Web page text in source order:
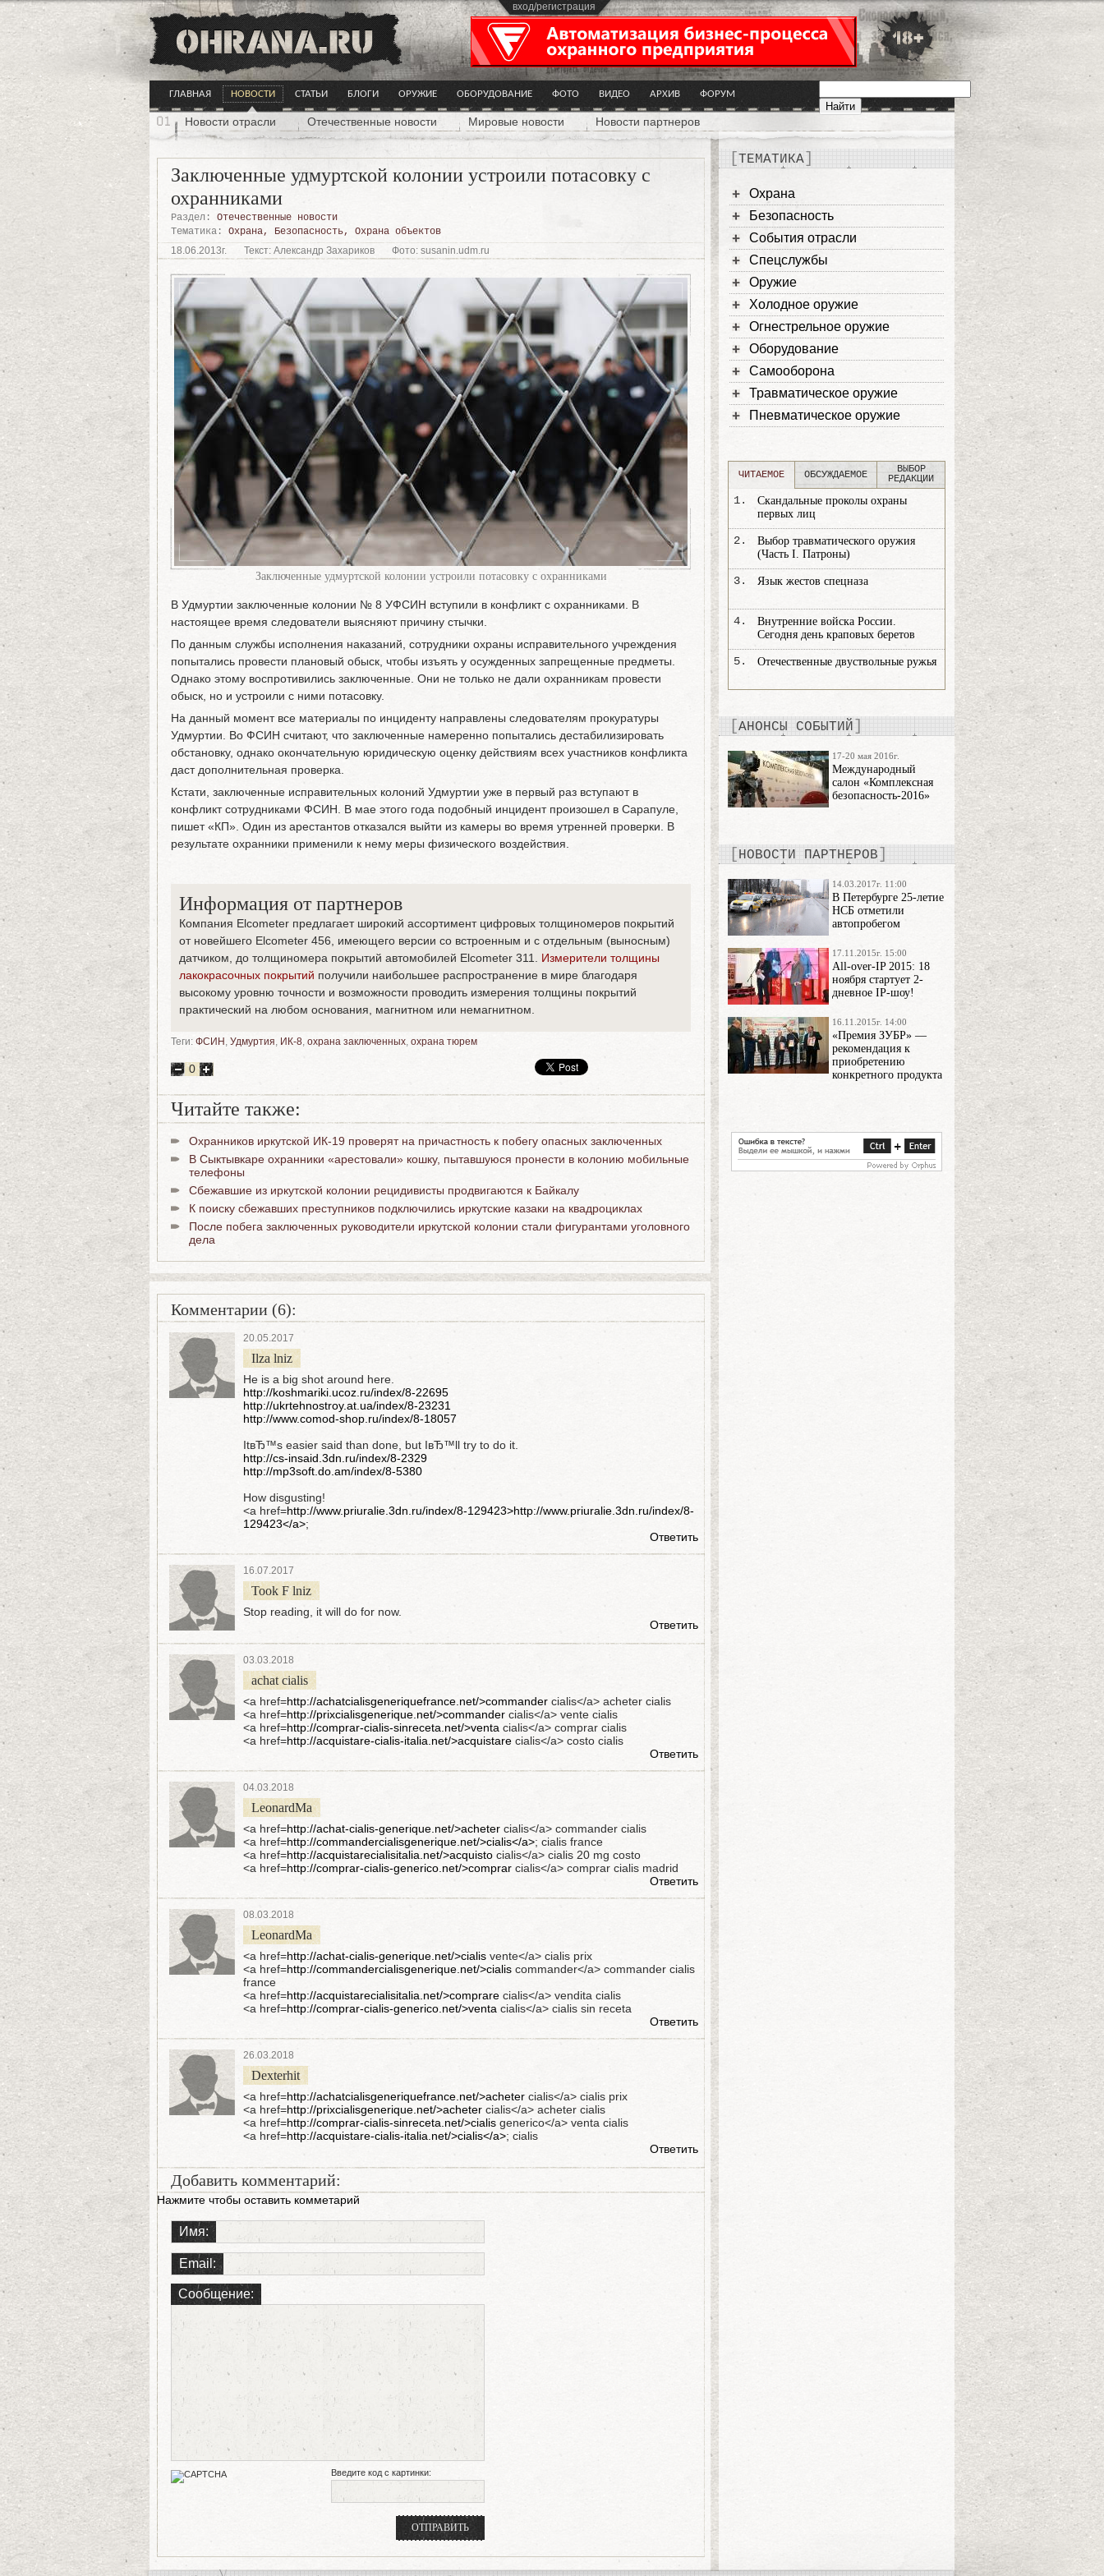
вход/регистрация
ГЛАВНАЯ НОВОСТИ СТАТЬИ БЛОГИ ОРУЖИЕ ОБОРУДОВАНИЕ ФОТО ВИДЕО АРХИВ ФОРУМ
Новости отрасли Отечественные новости Мировые новости Новости партнеров
Заключенные удмуртской колонии устроили потасовку с
охранниками
Раздел:
Отечественные новости
Тематика:
Охрана, Безопасность, Охрана объектов
18.06.2013г.
Текст: Александр Захариков Фото: susanin.udm.ru
Заключенные удмуртской колонии устроили потасовку с охранниками
В Удмуртии заключенные колонии № 8 УФСИН вступили в конфликт с охранниками. В
настоящее время следователи выясняют причину стычки.
По данным службы исполнения наказаний, сотрудники охраны исправительного учреждения
попытались провести плановый обыск, чтобы изъять у осужденных запрещенные предметы.
Однако этому воспротивились заключенные. Они не только не дали охранникам провести
обыск, но и устроили с ними потасовку.
На данный момент все материалы по инциденту направлены следователям прокуратуры
Удмуртии. Во ФСИН считают, что заключенные намеренно попытались дестабилизировать
обстановку, однако окончательную юридическую оценку действиям всех участников конфликта
даст дополнительная проверка.
Кстати, заключенные исправительных колоний Удмуртии уже в первый раз вступают в
конфликт сотрудниками ФСИН. В мае этого года подобный инцидент произошел в Сарапуле,
пишет «КП». Один из арестантов отказался выйти из камеры во время утренней проверки. В
результате охранники применили к нему меры физического воздействия.
Информация от партнеров
Компания Elcometer предлагает широкий ассортимент цифровых толщиномеров покрытий
от новейшего Elcometer 456, имеющего версии со встроенным и с отдельным (выносным)
датчиком, до толщиномера покрытий автомобилей Elcometer 311. Измерители толщины
лакокрасочных покрытий получили наибольшее распространение в мире благодаря
высокому уровню точности и возможности проводить измерения толщины покрытий
практический на любом основания, магнитном или немагнитном.
Теги: ФСИН , Удмуртия, ИК-8, охрана заключенных, охрана тюрем
0
Читайте также:
Охранников иркутской ИК-19 проверят на причастность к побегу опасных заключенных
В Сыктывкаре охранники «арестовали» кошку, пытавшуюся пронести в колонию мобильные
телефоны
Сбежавшие из иркутской колонии рецидивисты продвигаются к Байкалу
К поиску сбежавших преступников подключились иркутские казаки на квадроциклах
После побега заключенных руководители иркутской колонии стали фигурантами уголовного
дела
Комментарии (6):
20.05.2017
Ilza lniz
He is a big shot around here.
http://koshmariki.ucoz.ru/index/8-22695
http://ukrtehnostroy.at.ua/index/8-23231
http://www.comod-shop.ru/index/8-18057
ItвЂ™s easier said than done, but IвЂ™ll try to do it.
http://cs-insaid.3dn.ru/index/8-2329
http://mp3soft.do.am/index/8-5380
How disgusting!
<a href=http://www.priuralie.3dn.ru/index/8-129423>http://www.priuralie.3dn.ru/index/8-
129423</a>;
Ответить
16.07.2017
Took F lniz
Stop reading, it will do for now.
Ответить
03.03.2018
achat cialis
<a href=http://achatcialisgeneriquefrance.net/>commander cialis</a> acheter cialis
<a href=http://prixcialisgenerique.net/>commander cialis</a> vente cialis
<a href=http://comprar-cialis-sinreceta.net/>venta cialis</a> comprar cialis
<a href=http://acquistare-cialis-italia.net/>acquistare cialis</a> costo cialis
Ответить
04.03.2018
LeonardMa
<a href=http://achat-cialis-generique.net/>acheter cialis</a> commander cialis
<a href=http://commandercialisgenerique.net/>cialis</a>; cialis france
<a href=http://acquistarecialisitalia.net/>acquisto cialis</a> cialis 20 mg costo
<a href=http://comprar-cialis-generico.net/>comprar cialis</a> comprar cialis madrid
Ответить
08.03.2018
LeonardMa
<a href=http://achat-cialis-generique.net/>cialis vente</a> cialis prix
<a href=http://commandercialisgenerique.net/>cialis commander</a> commander cialis
france
<a href=http://acquistarecialisitalia.net/>comprare cialis</a> vendita cialis
<a href=http://comprar-cialis-generico.net/>venta cialis</a> cialis sin receta
Ответить
26.03.2018
Dexterhit
<a href=http://achatcialisgeneriquefrance.net/>acheter cialis</a> cialis prix
<a href=http://prixcialisgenerique.net/>acheter cialis</a> acheter cialis
<a href=http://comprar-cialis-sinreceta.net/>cialis generico</a> venta cialis
<a href=http://acquistare-cialis-italia.net/>cialis</a>; cialis
Ответить
Добавить комментарий:
Нажмите чтобы оставить комметарий
Имя:
Email:
Сообщение:
Введите код с картинки:
ТЕМАТИКА
Охрана
Безопасность
События отрасли
Спецслужбы
Оружие
Холодное оружие
Огнестрельное оружие
Оборудование
Самооборона
Травматическое оружие
Пневматическое оружие
ЧИТАЕМОЕ ОБСУЖДАЕМОЕ
ВЫБОР
РЕДАКЦИИ
Скандальные проколы охраны
первых лиц
1.
Выбор травматического оружия
(Часть I. Патроны)
2.
Язык жестов спецназа
3.
Внутренние войска России.
Сегодня день краповых беретов
4.
Отечественные двуствольные ружья
5.
АНОНСЫ СОБЫТИЙ
17-20 мая 2016г.
Международный
салон «Комплексная
безопасность-2016»
НОВОСТИ ПАРТНЕРОВ
14.03.2017г. 11:00
В Петербурге 25-летие
НСБ отметили
автопробегом
17.11.2015г. 15:00
All-over-IP 2015: 18
ноября стартует 2-
дневное IP-шоу!
16.11.2015г. 14:00
«Премия ЗУБР» —
рекомендация к
приобретению
конкретного продукта